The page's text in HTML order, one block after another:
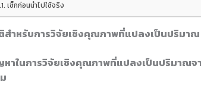
เช็กก่อนนำไปใช้จริง
สำหรับการวิจัยเชิงคุณภาพที่แปลงเป็นปริมาณ
าในการวิจัยเชิงคุณภาพที่แปลงเป็นปริมาณ